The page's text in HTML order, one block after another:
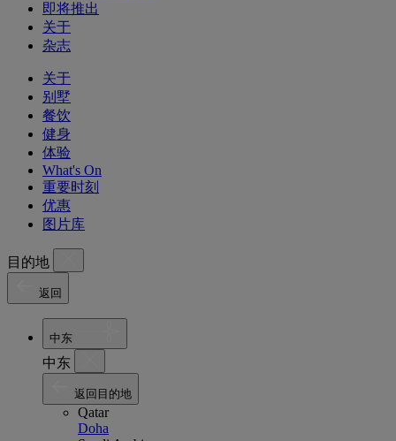
即将推出
关于
杂志
关于
别墅
餐饮
健身
体验
What's On
重要时刻
优惠
图片库
目的地
返回
中东
中东
返回目的地
Qatar
Doha